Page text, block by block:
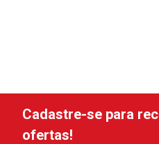
Cadastre-se para
ofertas!